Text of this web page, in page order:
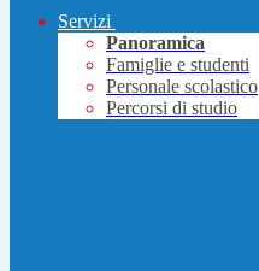
Servizi
Panoramica
Famiglie e studenti
Personale scolastico
Percorsi di studio